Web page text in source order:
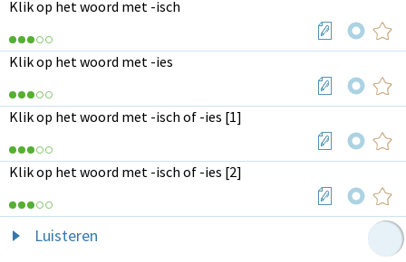
Klik op het woord met -isch
Klik op het woord met -ies
Klik op het woord met -isch of -ies [1]
Klik op het woord met -isch of -ies [2]
Luisteren